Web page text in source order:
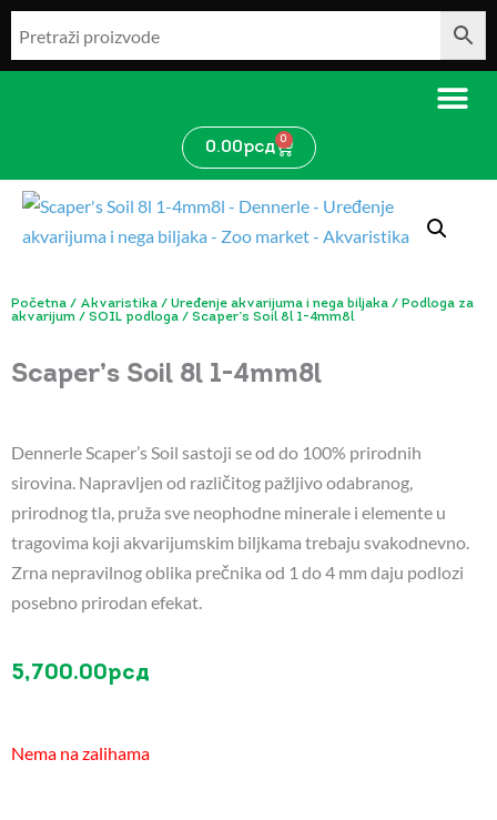
Pređi
sadržaj
0.00рсд 0
Cart
Početna / Akvaristika / Uređenje akvarijuma i nega biljaka / Podloga za
akvarijum / SOIL podloga / Scaper’s Soil 8l 1-4mm8l
Scaper’s Soil 8l 1-4mm8l
Dennerle Scaper’s Soil sastoji se od do 100% prirodnih
sirovina. Napravljen od različitog pažljivo odabranog,
prirodnog tla, pruža sve neophodne minerale i elemente u
tragovima koji akvarijumskim biljkama trebaju svakodnevno.
Zrna nepravilnog oblika prečnika od 1 do 4 mm daju podlozi
posebno prirodan efekat.
5,700.00рсд
Nema na zalihama